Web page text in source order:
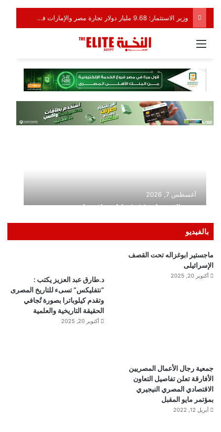
بالفيديو
ماجستير ابوغزاله تحت القصف
الإسرائيلى
أكتوبر 20, 2025
د.طارق عبد العزيز يكتب :
“نتفليكس” تسىء للتاريخ المصرى
وتقدم كيلوباترا بصورة تُجافي
الحقيقة التاريخية والعلمية
أكتوبر 20, 2025
جمعية رجال الأعمال المصريين
الأفارقة تعلن تفاصيل التعاون
الاقتصادي المصري النيجيري
بمؤتمر مايو المقبل
أبريل 12, 2022